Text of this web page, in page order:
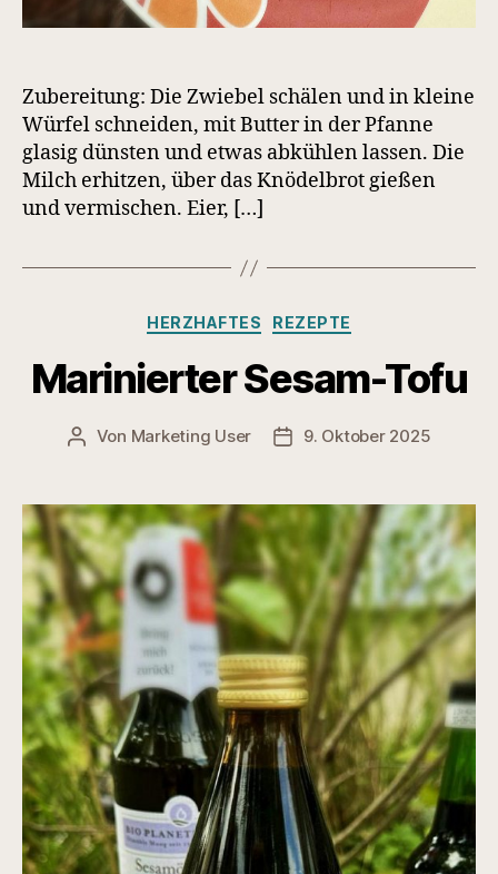
Zubereitung: Die Zwiebel schälen und in kleine
Würfel schneiden, mit Butter in der Pfanne
glasig dünsten und etwas abkühlen lassen. Die
Milch erhitzen, über das Knödelbrot gießen
und vermischen. Eier, […]
Kategorien
HERZHAFTES REZEPTE
Marinierter Sesam-Tofu
Beitragsautor
Von Marketing User Veröffentlichungsdatum
9. Oktober 2025